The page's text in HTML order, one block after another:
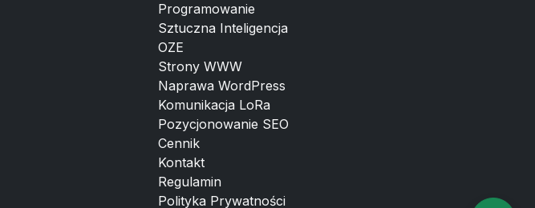
Programowanie
Sztuczna Inteligencja
OZE
Strony WWW
Naprawa WordPress
Komunikacja LoRa
Pozycjonowanie SEO
Cennik
Kontakt
Regulamin
Polityka Prywatności